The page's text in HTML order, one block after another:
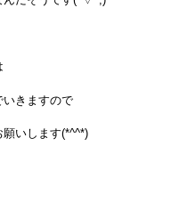
いきますので
願いします(*^^*)